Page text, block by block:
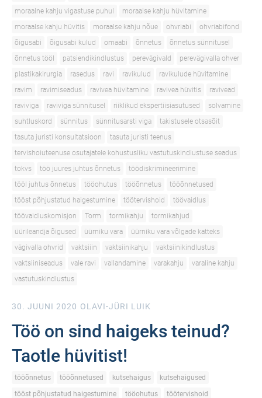
moraalne kahju vigastuse puhul
moraalse kahju hüvitamine
moraalse kahju hüvitis
moraalse kahju nõue ohvriabi
ohvriabifond
õigusabi
õigusabi kulud omaabi õnnetus
õnnetus sünnitusel
õnnetus tööl
patsiendikindlustus perevägivald
perevägivalla ohver
plastikakirurgia
rasedus ravi ravikulud
ravikulude hüvitamine
ravim
ravimiseadus ravivea hüvitamine ravivea hüvitis
ravivead
raviviga
raviviga sünnitusel riiklikud ekspertiisiasutused
solvamine
suhtluskord
sünnitus sünnitusarsti viga
takistusele otsasõit
tasuta juristi konsultatsioon
tasuta juristi teenus
tervishoiuteenuse osutajatele kohustusliku vastutuskindlustuse seadus
tokvs
töö juures juhtus õnnetus
töödiskrimineerimine
tööl juhtus õnnetus
tööohutus tööõnnetus
tööõnnetused
tööst põhjustatud haigestumine
töötervishoid
töövaidlus
töövaidluskomisjon
Torm tormikahju
tormikahjud
üürileandja õigused
üürniku vara
üürniku vara võlgade katteks
vägivalla ohvrid
vaktsiiin vaktsiinikahju
vaktsiinikindlustus
vaktsiiniseadus
vale ravi vallandamine varakahju
varaline kahju
vastutuskindlustus
30. JUUNI 2020 OLAVI-JÜRI LUIK
Töö on sind haigeks teinud?
Taotle hüvitist!
tööõnnetus tööõnnetused kutsehaigus
kutsehaigused
tööst põhjustatud haigestumine
tööohutus
töötervishoid